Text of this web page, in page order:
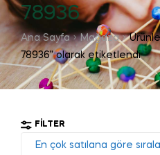
78936
Ana Sayfa Mağaza
78936” olarak etiketlendi
FILTER